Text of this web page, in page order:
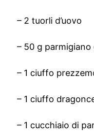
– 2 tuorli d’uovo
– 50 g
– 1 ciuffo
– 1 ciuffo
– 1 cucchiaio di